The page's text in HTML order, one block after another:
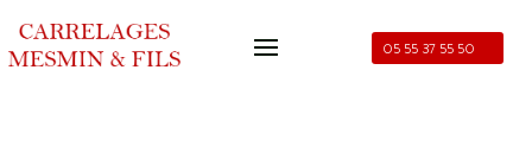
05 55 37 55 50